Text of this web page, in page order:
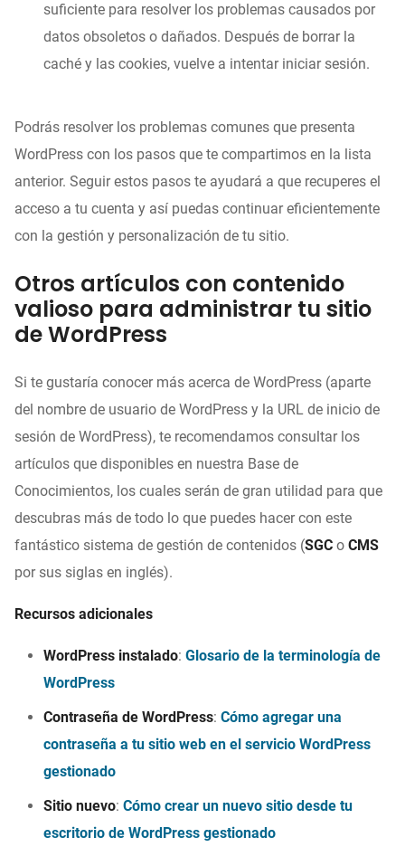
suficiente para resolver los problemas causados por
datos obsoletos o dañados. Después de borrar la
caché y las cookies, vuelve a intentar iniciar sesión.
Podrás resolver los problemas comunes que presenta
WordPress con los pasos que te compartimos en la lista
anterior. Seguir estos pasos te ayudará a que recuperes el
acceso a tu cuenta y así puedas continuar eficientemente
con la gestión y personalización de tu sitio.
Otros artículos con contenido
valioso para administrar tu sitio
de WordPress
Si te gustaría conocer más acerca de WordPress (aparte
del nombre de usuario de WordPress y la URL de inicio de
sesión de WordPress), te recomendamos consultar los
artículos que disponibles en nuestra Base de
Conocimientos, los cuales serán de gran utilidad para que
descubras más de todo lo que puedes hacer con este
fantástico sistema de gestión de contenidos (SGC o CMS
por sus siglas en inglés).
Recursos adicionales
WordPress instalado: Glosario de la terminología de
WordPress
Contraseña de WordPress: Cómo agregar una
contraseña a tu sitio web en el servicio WordPress
gestionado
Sitio nuevo: Cómo crear un nuevo sitio desde tu
escritorio de WordPress gestionado